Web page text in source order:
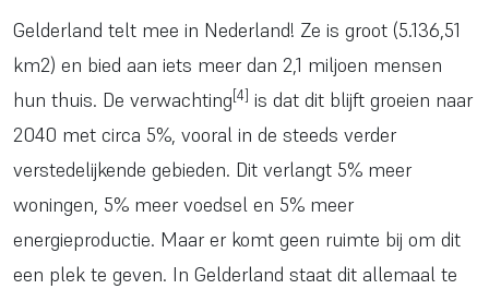
Gelderland telt mee in Nederland! Ze is groot (5.136,51
km2) en bied aan iets meer dan 2,1 miljoen mensen
hun thuis. De verwachting[4] is dat dit blijft groeien naar
2040 met circa 5%, vooral in de steeds verder
verstedelijkende gebieden. Dit verlangt 5% meer
woningen, 5% meer voedsel en 5% meer
energieproductie. Maar er komt geen ruimte bij om dit
een plek te geven. In Gelderland staat dit allemaal te